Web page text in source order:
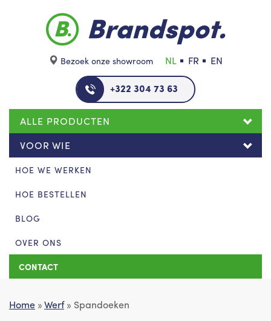
Bezoek onze showroom NL FR
EN
+322 304 73 63
ALLE PRODUCTEN
VOOR WIE
HOE WE WERKEN
HOE BESTELLEN
BLOG
OVER ONS
CONTACT
Home »Werf» Spandoeken